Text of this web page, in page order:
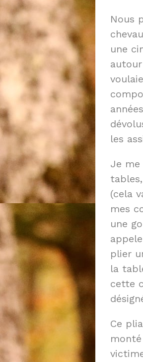
Nous
une
les
Je
(cela
mes
une
plier
la
cette
Ce